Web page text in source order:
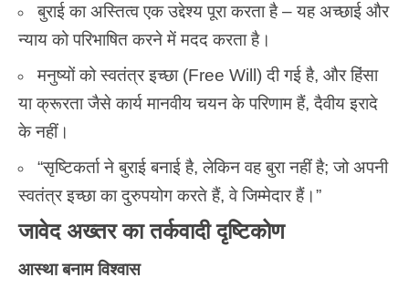
बुराई का अस्तित्व एक उद्देश्य पूरा करता है – यह अच्छाई और
न्याय को परिभाषित करने में मदद करता है।
मनुष्यों को स्वतंत्र इच्छा (Free Will) दी गई है, और हिंसा
या क्रूरता जैसे कार्य मानवीय चयन के परिणाम हैं, दैवीय इरादे
के नहीं।
“सृष्टिकर्ता ने बुराई बनाई है, लेकिन वह बुरा नहीं है; जो अपनी
स्वतंत्र इच्छा का दुरुपयोग करते हैं, वे जिम्मेदार हैं।”
जावेद अख्तर का तर्कवादी दृष्टिकोण
आस्था बनाम विश्वास